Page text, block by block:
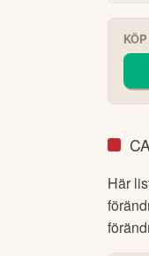
KÖP
Här